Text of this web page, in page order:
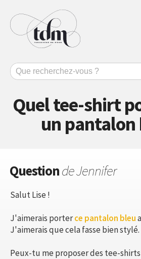
Quel tee-shirt
un pantalon
Questionde Jennifer
Salut Lise !
J'aimerais porterce pantalon bleu
J'aimerais que cela fasse bien stylé.
Peux-tu me proposer des tee-